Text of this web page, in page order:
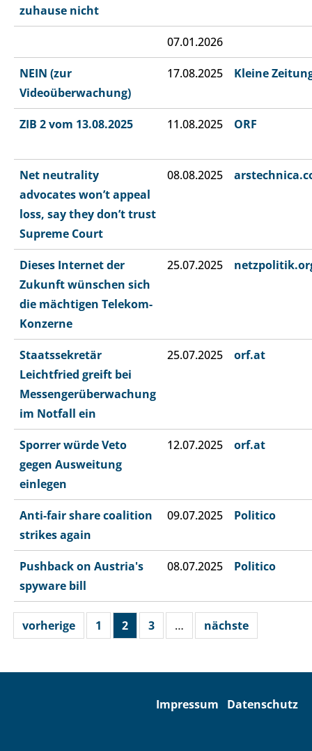
zuhause nicht
07.01.2026
NEIN (zur
Videoüberwachung)
17.08.2025 Kleine
ZIB 2 vom 13.08.2025 11.08.2025 ORF
Net neutrality
advocates won’t appeal
loss, say they don’t trust
Supreme Court
08.08.2025
Dieses Internet der
Zukunft wünschen sich
die mächtigen Telekom-
Konzerne
25.07.2025
Staatssekretär
Leichtfried greift bei
Messengerüberwachung
im Notfall ein
25.07.2025 orf.at
Sporrer würde Veto
gegen Ausweitung
einlegen
12.07.2025 orf.at
Anti-fair share coalition
strikes again
09.07.2025 Politico
Pushback on Austria's
spyware bill
08.07.2025 Politico
vorherige 1 2 3 … nächste
Impressum Datenschutz